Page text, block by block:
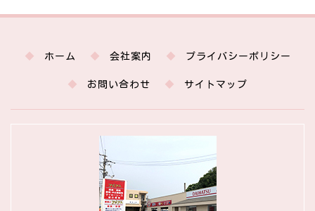
ホーム 会社案内 プライバシーポリシー
お問い合わせ サイトマップ